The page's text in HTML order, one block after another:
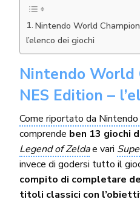
Nintendo World
l’elenco dei giochi
Nintendo World
NES Edition –
Come riportato da
comprende ben 13 giochi
Legend of Zeldae vari
invece di godersi tutto il
compito di completare
titoli classici con